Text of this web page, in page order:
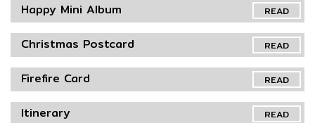
READ
Happy Mini Album
READ
Christmas Postcard
READ
Firefire Card
READ
Itinerary